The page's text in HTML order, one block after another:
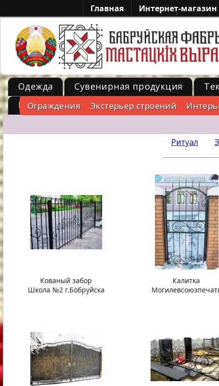
Главная Интернет-магазин
-->
Одежда Сувенирная продукция
Ограждения Экстерьер строений
Металл
Ритуал
Кованый забор
Школа №2 г.Бобруйска
Калитка